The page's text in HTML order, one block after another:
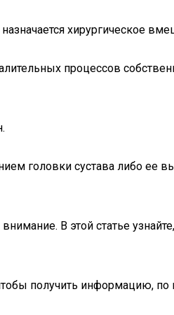
хирургическое
процессов
головки сустава либо
В этой статье
получить информацию,